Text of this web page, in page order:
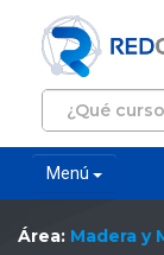
Menú
Área: Madera y